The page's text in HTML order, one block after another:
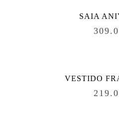
SAIA
VESTIDO